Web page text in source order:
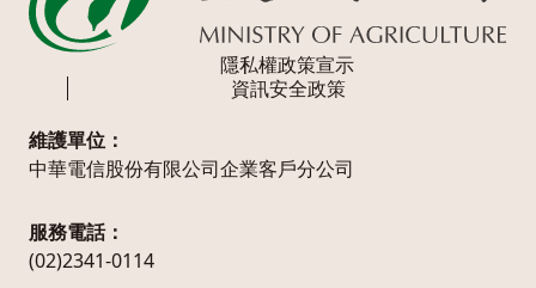
隱私權政策宣示
資訊安全政策
維護單位：
中華電信股份有限公司企業客戶分公司
服務電話：
(02)2341-0114